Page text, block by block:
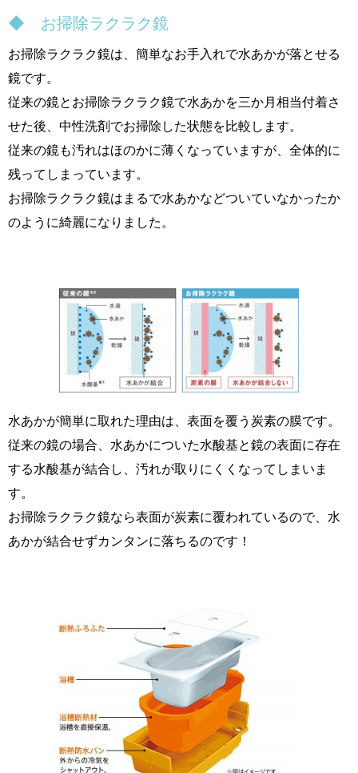
◆ お掃除ラクラク鏡
お掃除ラクラク鏡は、簡単なお手入れで水あかが落とせる
鏡です。
従来の鏡とお掃除ラクラク鏡で水あかを三か月相当付着さ
せた後、中性洗剤でお掃除した状態を比較します。
従来の鏡も汚れはほのかに薄くなっていますが、全体的に
残ってしまっています。
お掃除ラクラク鏡はまるで水あかなどついていなかったか
のように綺麗になりました。
水あかが簡単に取れた理由は、表面を覆う炭素の膜です。
従来の鏡の場合、水あかについた水酸基と鏡の表面に存在
する水酸基が結合し、汚れが取りにくくなってしまいま
す。
お掃除ラクラク鏡なら表面が炭素に覆われているので、水
あかが結合せずカンタンに落ちるのです！